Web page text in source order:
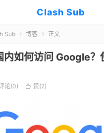
Clash Sub
Sub  博客  正文
如何访问 Google？
论(0)  赞(2)